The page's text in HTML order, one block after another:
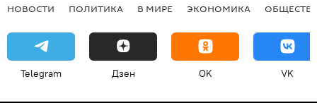
НОВОСТИ ПОЛИТИКА В МИРЕ ЭКОНОМИКА
Telegram Дзен OK VK